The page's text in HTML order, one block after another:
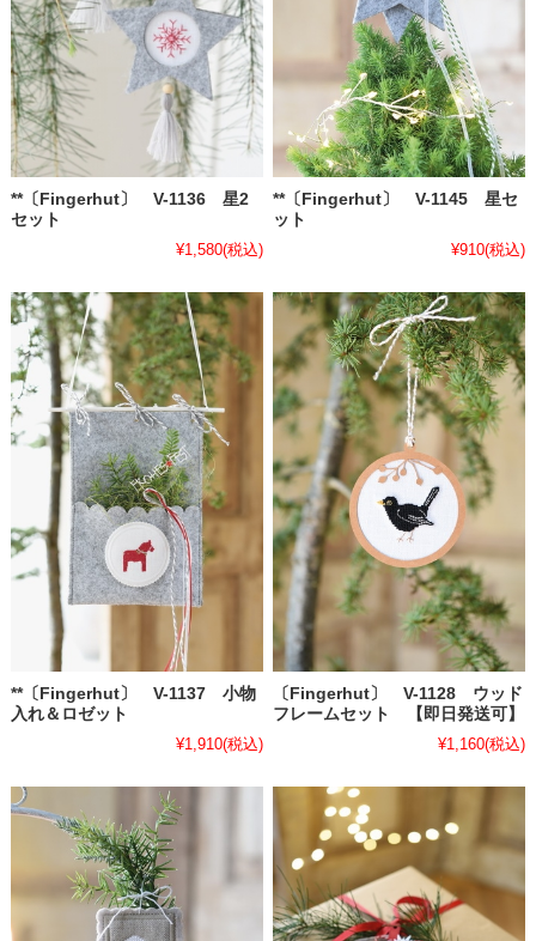
**〔Fingerhut〕 V-1136 星2
セット
¥1,580(税込)
**〔Fingerhut〕 V-1145 星セ
ット
¥910(税込)
**〔Fingerhut〕 V-1137 小物
入れ＆ロゼット
¥1,910(税込)
〔Fingerhut〕 V-1128 ウッド
フレームセット 【即日発送可】
¥1,160(税込)